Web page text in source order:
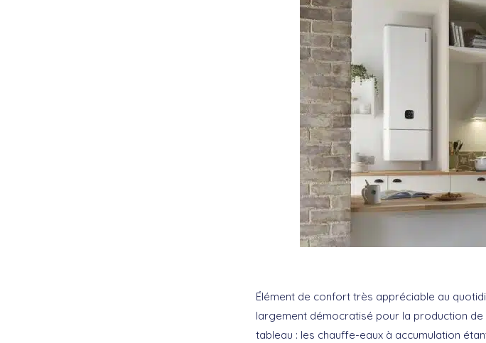
Élément de confort très appréciable au
largement démocratisé pour la production de
tableau : les chauffe-eaux à accumulation